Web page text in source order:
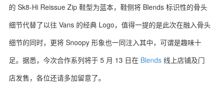
关于我们
的 Sk8-Hi Reissue Zip 鞋型为蓝本，鞋侧将 Blends 标识性的骨头
细节代替了以往 Vans 的经典 Logo，值得一提的是此次在融入骨头
细节的同时，更将 Snoopy 形象也一同注入其中，可谓是趣味十
足。据悉，今次合作系列将于 5 月 13 日在 Blends 线上店铺及门
店发售，各位还请多加留意了。